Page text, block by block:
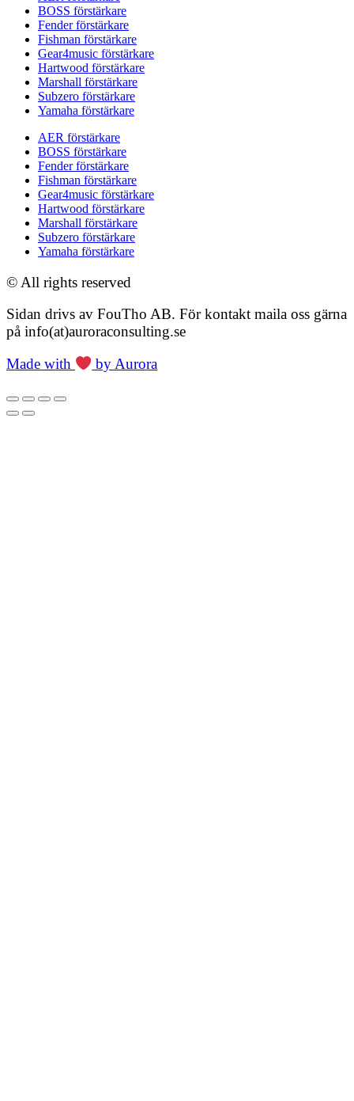
BOSS förstärkare
Fender förstärkare
Fishman förstärkare
Gear4music förstärkare
Hartwood förstärkare
Marshall förstärkare
Subzero förstärkare
Yamaha förstärkare
AER förstärkare
BOSS förstärkare
Fender förstärkare
Fishman förstärkare
Gear4music förstärkare
Hartwood förstärkare
Marshall förstärkare
Subzero förstärkare
Yamaha förstärkare
© All rights reserved
Sidan drivs av FouTho AB. För kontakt maila oss gärna
på info(at)auroraconsulting.se
Made with
by Aurora